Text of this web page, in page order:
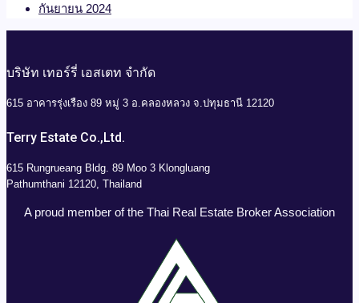
กันยายน 2024
บริษัท เทอร์รี่ เอสเตท จำกัด
615 อาคารรุ่งเรือง 89 หมู่ 3 อ.คลองหลวง จ.ปทุมธานี 12120
Terry Estate Co.,Ltd.
615 Rungrueang Bldg. 89 Moo 3 Klongluang
Pathumthani 12120, Thailand
A proud member of the Thai Real Estate Broker Association